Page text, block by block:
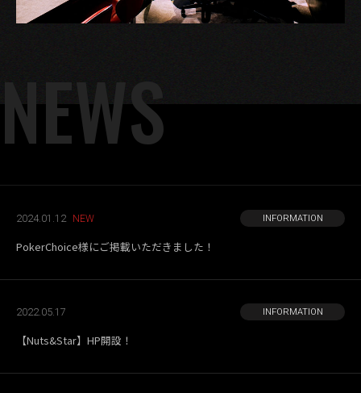
NEWS
2024.01.12 INFORMATION
PokerChoice様にご掲載いただきました！
2022.05.17 INFORMATION
【Nuts&Star】HP開設！